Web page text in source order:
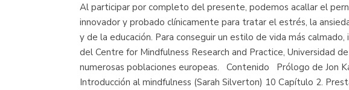
Al participar por completo del presente, podemos acallar el
innovador y probado clínicamente para tratar el estrés, la
y de la educación. Para conseguir un estilo de vida más
del Centre for Mindfulness Research and Practice, Universidad
numerosas poblaciones europeas. Contenido Prólogo de Jon
Introducción al mindfulness (Sarah Silverton) 10 Capítulo 2.